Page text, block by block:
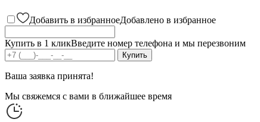
Добавить в избранноеДобавлено в избранное
Купить в 1 кликВведите номер телефона и мы перезвоним
Ваша заявка принята!
Мы свяжемся с вами в ближайшее время